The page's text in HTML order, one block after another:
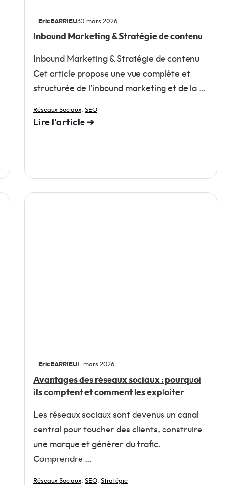
Eric BARRIEU30 mars 2026
Inbound Marketing & Stratégie de contenu
Inbound Marketing & Stratégie de contenu
Cet article propose une vue complète et
structurée de l’inbound marketing et de la …
Réseaux Sociaux, SEO
Lire l'article ➔
Eric BARRIEU11 mars 2026
Avantages des réseaux sociaux : pourquoi
ils comptent et comment les exploiter
Les réseaux sociaux sont devenus un canal
central pour toucher des clients, construire
une marque et générer du trafic.
Comprendre …
Réseaux Sociaux SEO, Stratégie